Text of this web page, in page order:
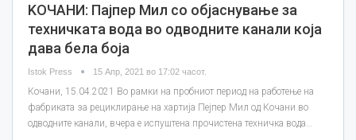
KOЧАНИ: Пајпер Мил со објаснување за
техничката вода во одводните канали која
дава бела боја
Istok Press 15 Апр, 2021 во 17:02 часот.
Кочани, 15.04.2021 Во рамки на пробниот период на работење на
фабриката за рециклирање на хартија Пејпер Мил од Кочани во
одводните канали, вчера е испуштена прочистена техничка вода…